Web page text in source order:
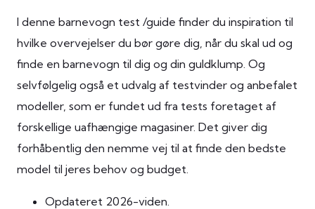
I denne barnevogn test /guide finder du inspiration til
hvilke overvejelser du bør gøre dig, når du skal ud og
finde en barnevogn til dig og din guldklump. Og
selvfølgelig også et udvalg af testvinder og anbefalet
modeller, som er fundet ud fra tests foretaget af
forskellige uafhængige magasiner. Det giver dig
forhåbentlig den nemme vej til at finde den bedste
model til jeres behov og budget.
Opdateret 2026-viden.